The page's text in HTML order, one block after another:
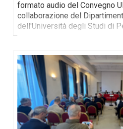
formato audio del Convegno
collaborazione del
dell'Università degli Studi di